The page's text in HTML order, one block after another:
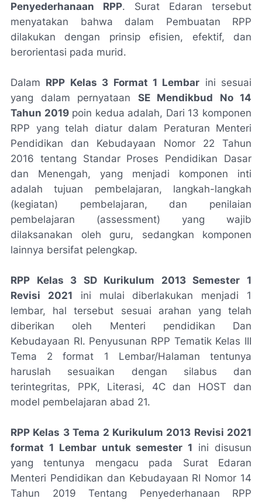
Penyederhanaan RPP. Surat Edaran tersebut
menyatakan bahwa dalam Pembuatan RPP
dilakukan dengan prinsip efisien, efektif, dan
berorientasi pada murid.
Dalam RPP Kelas 3 Format 1 Lembar ini sesuai
yang dalam pernyataan SE Mendikbud No 14
Tahun 2019poin kedua adalah, Dari 13 komponen
RPP yang telah diatur dalam Peraturan Menteri
Pendidikan dan Kebudayaan Nomor 22 Tahun
2016 tentang Standar Proses Pendidikan Dasar
dan Menengah, yang menjadi komponen inti
adalah tujuan pembelajaran, langkah-langkah
(kegiatan) pembelajaran, dan penilaian
pembelajaran (assessment) yang wajib
dilaksanakan oleh guru, sedangkan komponen
lainnya bersifat pelengkap.
RPP Kelas 3 SD Kurikulum 2013 Semester 1
Revisi 2021 ini mulai diberlakukan menjadi 1
lembar, hal tersebut sesuai arahan yang telah
diberikan oleh Menteri pendidikan Dan
Kebudayaan RI. Penyusunan RPP Tematik Kelas III
Tema 2 format 1 Lembar/Halaman tentunya
haruslah sesuaikan dengan silabus dan
terintegritas, PPK, Literasi, 4C dan HOST dan
model pembelajaran abad 21.
RPP Kelas 3 Tema 2 Kurikulum 2013 Revisi 2021
format 1 Lembar untuk semester 1 ini disusun
yang tentunya mengacu pada Surat Edaran
Menteri Pendidikan dan Kebudayaan RI Nomor 14
Tahun 2019 Tentang Penyederhanaan RPP